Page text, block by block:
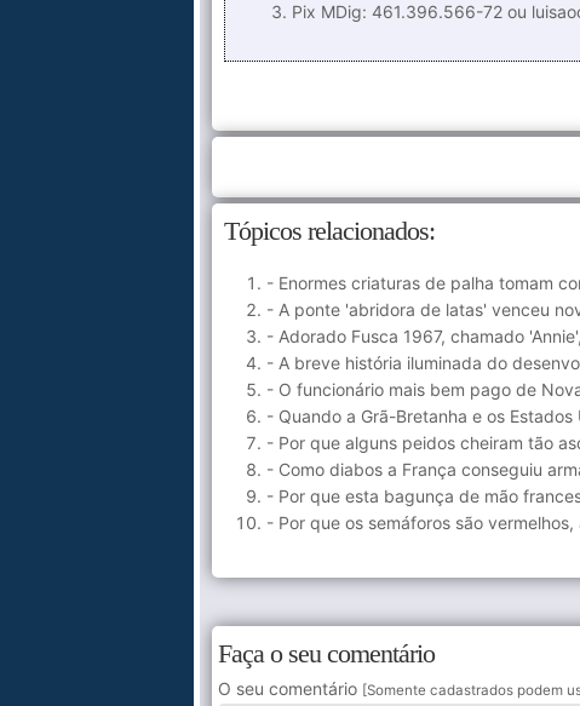
Pix MDig: 461.396.566-72 ou
Tópicos relacionados:
- Enormes criaturas de palha tomam
- A ponte 'abridora de latas' venceu
- Adorado Fusca 1967, chamado
- A breve história iluminada do
- O funcionário mais bem pago de
- Quando a Grã-Bretanha e os
- Por que alguns peidos cheiram tão
- Como diabos a França conseguiu
- Por que esta bagunça de mão
- Por que os semáforos são
Faça o seu comentário
O seu comentário [Somente cadastrados podem